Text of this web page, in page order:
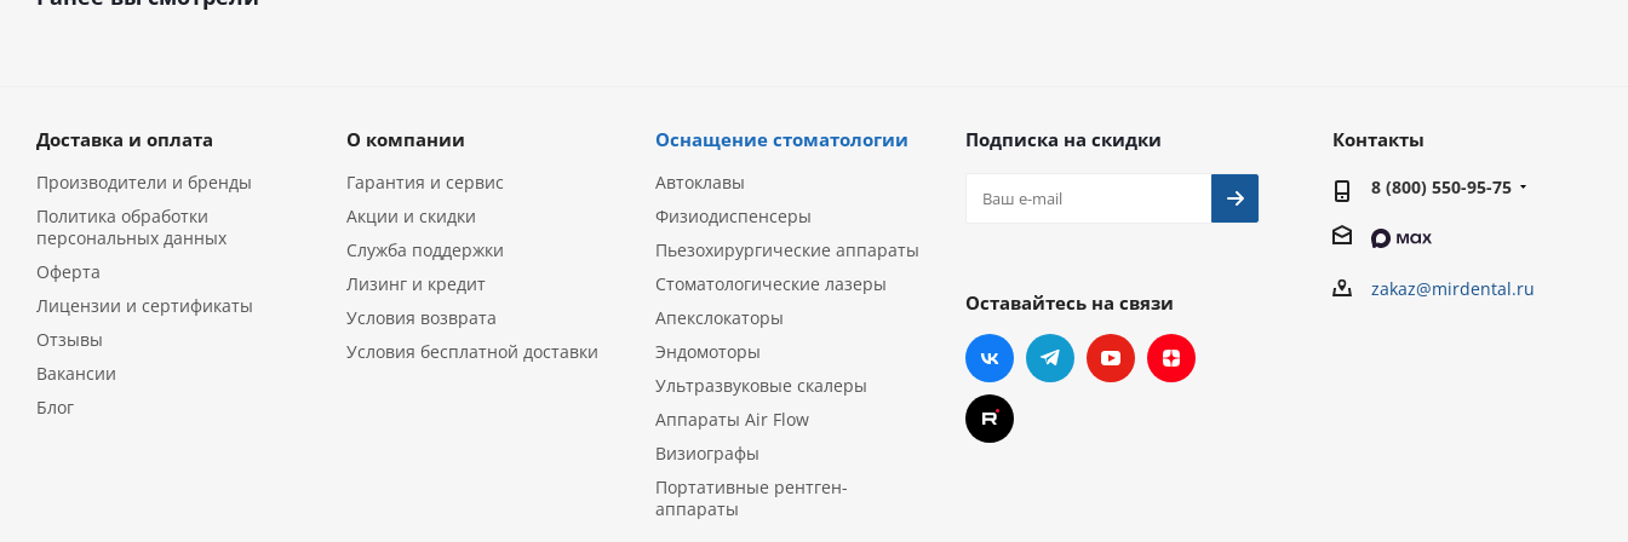
Доставка и оплата
Производители и бренды
Политика обработки
персональных данных
Оферта
Лицензии и сертификаты
Отзывы
Вакансии
Блог
О компании
Гарантия и сервис
Акции и скидки
Служба поддержки
Лизинг и кредит
Условия возврата
Условия бесплатной доставки
Оснащение стоматологии
Автоклавы
Физиодиспенсеры
Пьезохирургические аппараты
Стоматологические лазеры
Апекслокаторы
Эндомоторы
Ультразвуковые скалеры
Аппараты Air Flow
Визиографы
Портативные рентген-
аппараты
Подписка на скидки
Оставайтесь на связи
Контакты
8 (800) 550-95-75
zakaz@mirdental.ru